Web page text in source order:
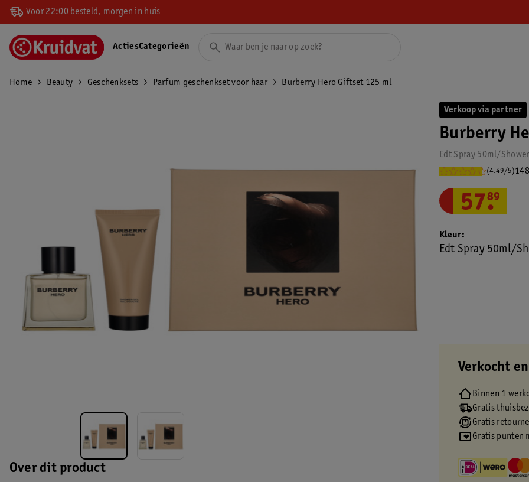
Voor 22:00 besteld, morgen in huis
ActiesCategorieën
Home Beauty Geschenksets Parfum geschenkset voor haar Burberry Hero Giftset 125 ml
Over dit product
Verkoop via partner
Burberry
Edt Spray 50ml/
(4.49/5)
57.
89
Kleur
Edt Spray 50ml/
Verkocht
Binnen 1
Gratis
Gratis
Gratis punten